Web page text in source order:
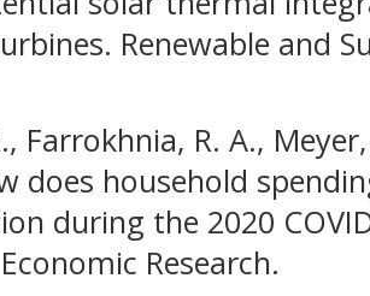
Renewable and
Farrokhnia, R. A.,
does household
during the 2020
Research.